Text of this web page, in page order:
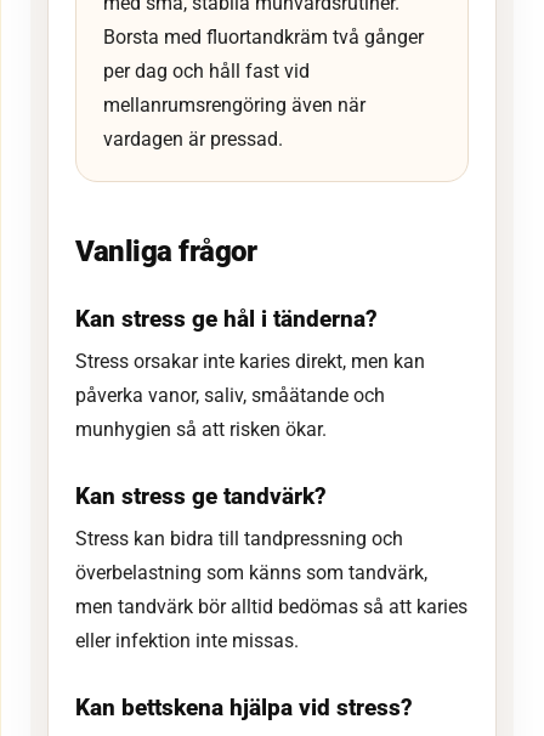
Borsta med fluortandkräm två gånger
per dag och håll fast vid
mellanrumsrengöring även när
vardagen är pressad.
Vanliga frågor
Kan stress ge hål i tänderna?
Stress orsakar inte karies direkt, men kan
påverka vanor, saliv, småätande och
munhygien så att risken ökar.
Kan stress ge tandvärk?
Stress kan bidra till tandpressning och
överbelastning som känns som tandvärk,
men tandvärk bör alltid bedömas så att karies
eller infektion inte missas.
Kan bettskena hjälpa vid stress?